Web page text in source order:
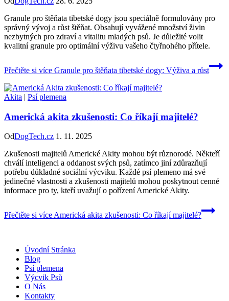
Granule pro štěňata tibetské dogy jsou speciálně formulovány pro
správný vývoj a růst štěňat. Obsahují vyvážené množství živin
nezbytných pro zdraví a vitalitu mladých psů. Je důležité volit
kvalitní granule pro optimální výživu vašeho čtyřnohého přítele.
Přečtěte si více Granule pro štěňata tibetské dogy: Výživa a růst
Akita | Psí plemena
Americká akita zkušenosti: Co říkají majitelé?
OdDogTech.cz 1. 11. 2025
Zkušenosti majitelů Americké Akity mohou být různorodé. Někteří
chválí inteligenci a oddanost svých psů, zatímco jiní zdůrazňují
potřebu důkladné sociální výcviku. Každé psí plemeno má své
jedinečné vlastnosti a zkušenosti majitelů mohou poskytnout cenné
informace pro ty, kteří uvažují o pořízení Americké Akity.
Přečtěte si více Americká akita zkušenosti: Co říkají majitelé?
Úvodní Stránka
Blog
Psí plemena
Výcvik Psů
O Nás
Kontakty